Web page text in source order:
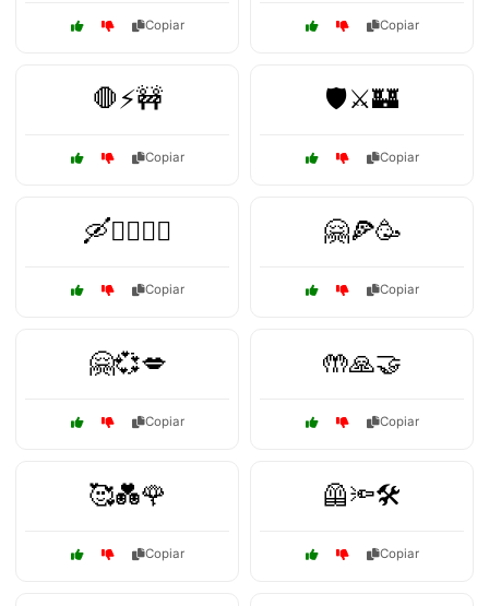
Copiar Copiar
🛑⚡🚧
Copiar
🛡️⚔️🏰
Copiar
🛶🚴‍♂️🏊‍♀️
Copiar
🤗🍕🥳
Copiar
🤗💞💋
Copiar
🤲🙏🤝
Copiar
🥰💑🌹
Copiar
🦺🔦🛠️
Copiar